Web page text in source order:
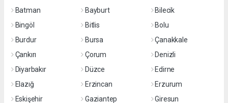
Batman
Bayburt
Bilecik
Bingöl
Bitlis
Bolu
Burdur
Bursa
Çanakkale
Çankırı
Çorum
Denizli
Diyarbakır
Düzce
Edirne
Elazığ
Erzincan
Erzurum
Eskişehir
Gaziantep
Giresun